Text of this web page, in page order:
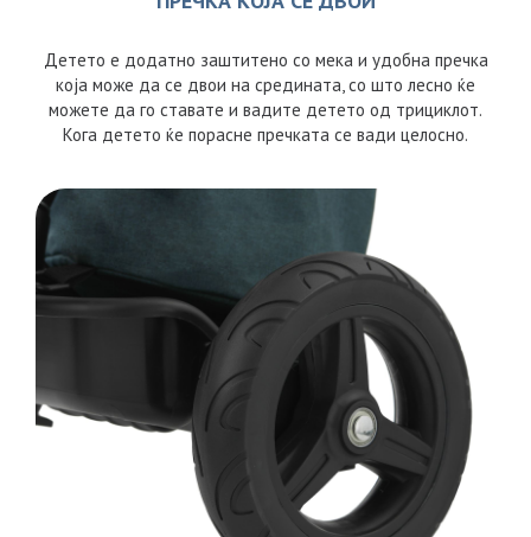
Детето е додатно заштитено со мека и удобна пречка
која може да се двои на средината, со што лесно ќе
можете да го ставате и вадите детето од трициклот.
Кога детето ќе порасне пречката се вади целосно.